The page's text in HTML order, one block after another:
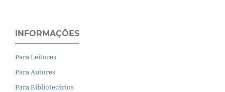
INFORMAÇÕES
Para Leitores
Para Autores
Para Bibliotecários